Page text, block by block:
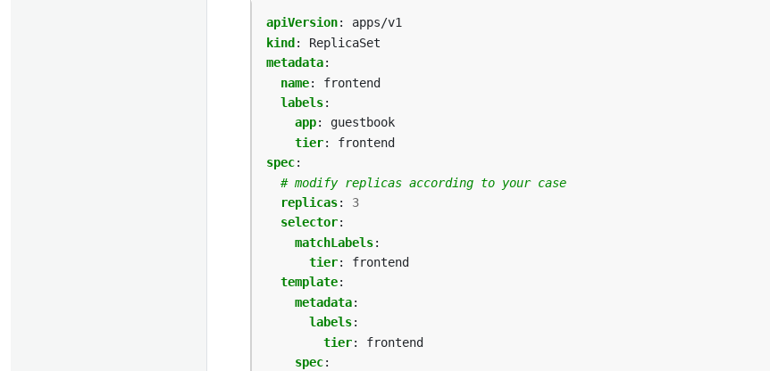
apiVersion:
apps/v1
kind :
ReplicaSet
metadata:
name:
frontend
labels:
app:
guestbook
tier:
frontend
spec:
# modify replicas according to your case
replicas:
3
selector:
matchLabels:
tier:
frontend
template:
metadata:
labels:
tier:
frontend
spec: